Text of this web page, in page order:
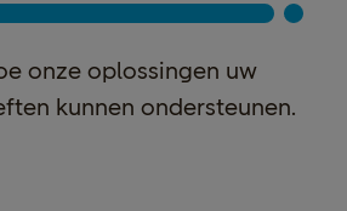
onze oplossingen uw
kunnen ondersteunen.